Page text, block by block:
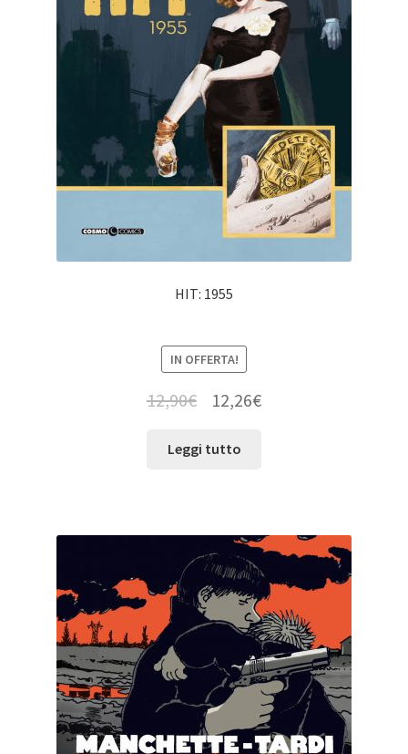
HIT: 1955
IN OFFERTA!
12,90€ 12,26€
Leggi tutto